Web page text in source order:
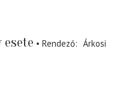
esete Rendező
Árkosi